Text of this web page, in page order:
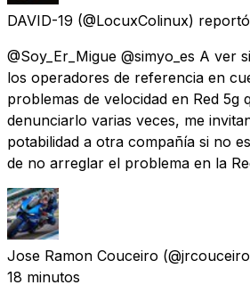
DAVID-19 (@LocuxColinux) reportó
@Soy_Er_Migue @simyo_es A ver
los operadores de referencia en
problemas de velocidad en Red 5g
denunciarlo varias veces, me
potabilidad a otra compañía si no
de no arreglar el problema en la
Jose Ramon Couceiro
18 minutos